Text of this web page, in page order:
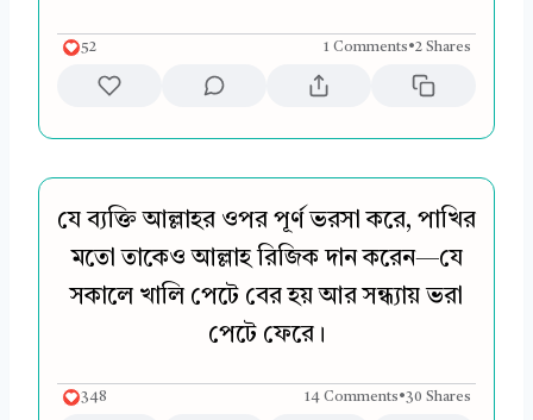
52 1 Comments•2 Shares
যে ব্যক্তি আল্লাহর ওপর পূর্ণ ভরসা করে, পাখির
মতো তাকেও আল্লাহ রিজিক দান করেন—যে
সকালে খালি পেটে বের হয় আর সন্ধ্যায় ভরা
পেটে ফেরে।
348 14 Comments•30 Shares